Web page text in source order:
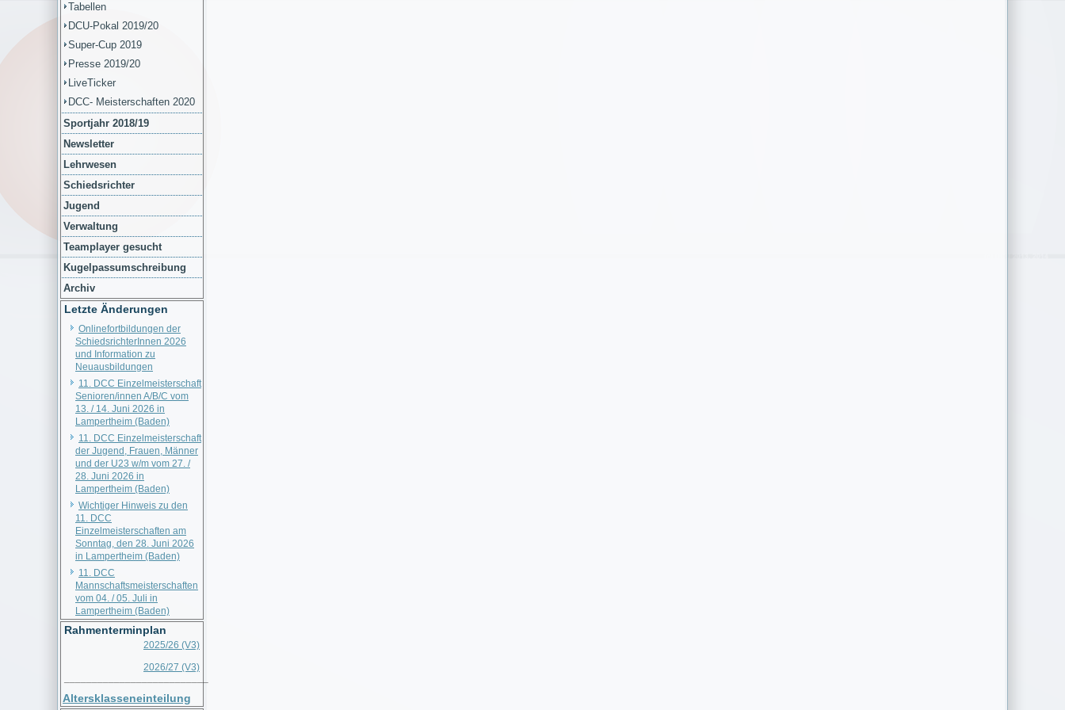
Tabellen
DCU-Pokal 2019/20
Super-Cup 2019
Presse 2019/20
LiveTicker
DCC- Meisterschaften 2020
Sportjahr 2018/19
Newsletter
Lehrwesen
Schiedsrichter
Jugend
Verwaltung
Teamplayer gesucht
Kugelpassumschreibung
Archiv
Letzte Änderungen
Onlinefortbildungen der
SchiedsrichterInnen 2026
und Information zu
Neuausbildungen
11. DCC Einzelmeisterschaft
Senioren/innen A/B/C vom
13. / 14. Juni 2026 in
Lampertheim (Baden)
11. DCC Einzelmeisterschaft
der Jugend, Frauen, Männer
und der U23 w/m vom 27. /
28. Juni 2026 in
Lampertheim (Baden)
Wichtiger Hinweis zu den
11. DCC
Einzelmeisterschaften am
Sonntag, den 28. Juni 2026
in Lampertheim (Baden)
11. DCC
Mannschaftsmeisterschaften
vom 04. / 05. Juli in
Lampertheim (Baden)
Rahmenterminplan
2025/26 (V3)
2026/27 (V3)
Altersklasseneinteilung